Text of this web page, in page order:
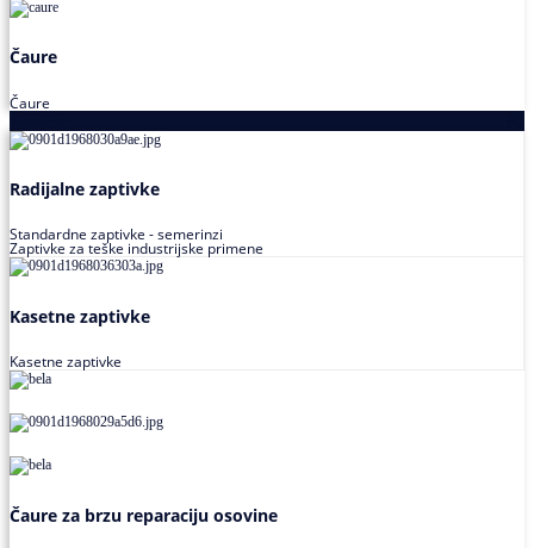
Čaure
Čaure
Radijalne zaptivke
Standardne zaptivke - semerinzi
Zaptivke za teške industrijske primene
Kasetne zaptivke
Kasetne zaptivke
Čaure za brzu reparaciju osovine